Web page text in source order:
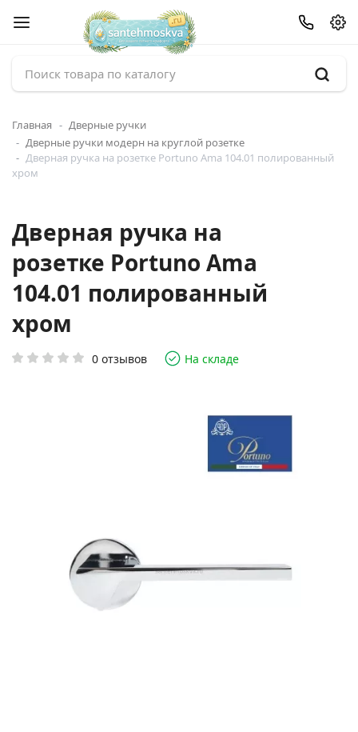
Главная
Дверные ручки
Дверные ручки модерн на круглой розетке
Дверная ручка на розетке Portuno Ama 104.01 полированный
хром
Дверная ручка на
розетке Portuno Ama
104.01 полированный
хром
0 отзывов На складе